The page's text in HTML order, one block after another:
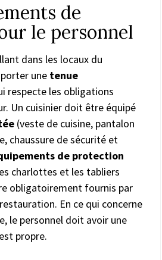
de
le personnel
dans les locaux du
une tenue
respecte les obligations
Un cuisinier doit être équipé
(veste de cuisine, pantalon
chaussure de sécurité et
de protection
charlottes et les tabliers
obligatoirement fournis par
En ce qui concerne
le personnel doit avoir une
propre.